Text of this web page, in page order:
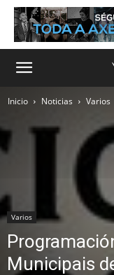
Inicio Noticias Varios
Varios
Municipais